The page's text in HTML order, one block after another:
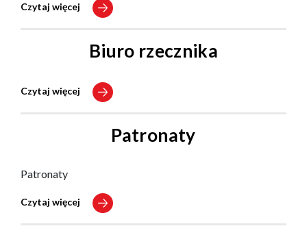
Czytaj więcej
Biuro rzecznika
Czytaj więcej
Patronaty
Patronaty
Czytaj więcej